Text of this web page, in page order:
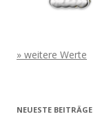
» weitere Werte
NEUESTE BEITRÄGE